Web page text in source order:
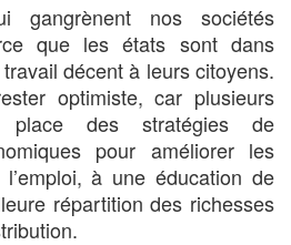
gangrènent nos sociétés
que les états sont dans
travail décent à leurs citoyens.
optimiste, car plusieurs
des stratégies de
pour améliorer les
à une éducation de
répartition des richesses